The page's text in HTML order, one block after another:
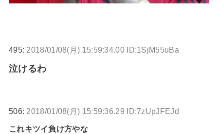
495: 2018/01/08(月) 15:59:34.00 ID:1SjM55uBa
泣けるわ
506: 2018/01/08(月) 15:59:36.29 ID:7zUpJFEJd
これキツイ負け方やな